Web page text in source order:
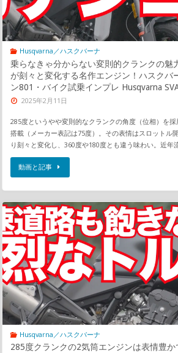
Husqvarna／ハスクバーナ
乗らなきゃ分からない変則的クランクの魅
が刻々と変化する名作エンジン！ハスクバ
ン801・バイク試乗インプレ Husqvarna
2025年2月11日
285度というやや変則的なクランクの角度（位相）を
搭載（メーカー表記は75度）。その表情はスロットル
り刻々と変化し、360度や180度とも違う味わい。近年
動画と記事
Husqvarna／ハスクバーナ
285度クランクの2気筒エンジンは表情豊